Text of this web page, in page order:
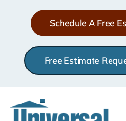
Schedule A Free
Free Estimate